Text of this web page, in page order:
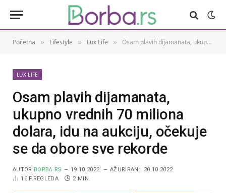
Početna » Lifestyle » Lux Life » Osam plavih dijamanata, ukupno vrednih 70 miliona dolara, idu na aukciju, očekuje se da obore sve rekorde
LUX LIFE
Osam plavih dijamanata,
ukupno vrednih 70 miliona
dolara, idu na aukciju, očekuje
se da obore sve rekorde
AUTOR BORBA.RS 19.10.2022. AŽURIRAN:
20.10.2022.
16 PREGLEDA 2 MIN.